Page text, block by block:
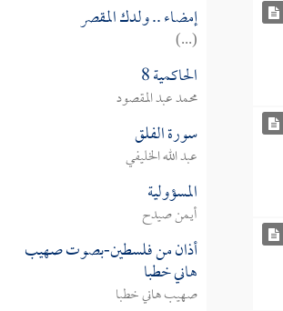
إمضاء .. ولدك المقصر
(...)
الحاكمية 8
محمد عبد المقصود
سورة الفلق
عبد الله الخليفي
المسؤولية
أيمن صيدح
أذان من فلسطين-بصوت صهيب
هاني خطبا
صهيب هاني خطبا